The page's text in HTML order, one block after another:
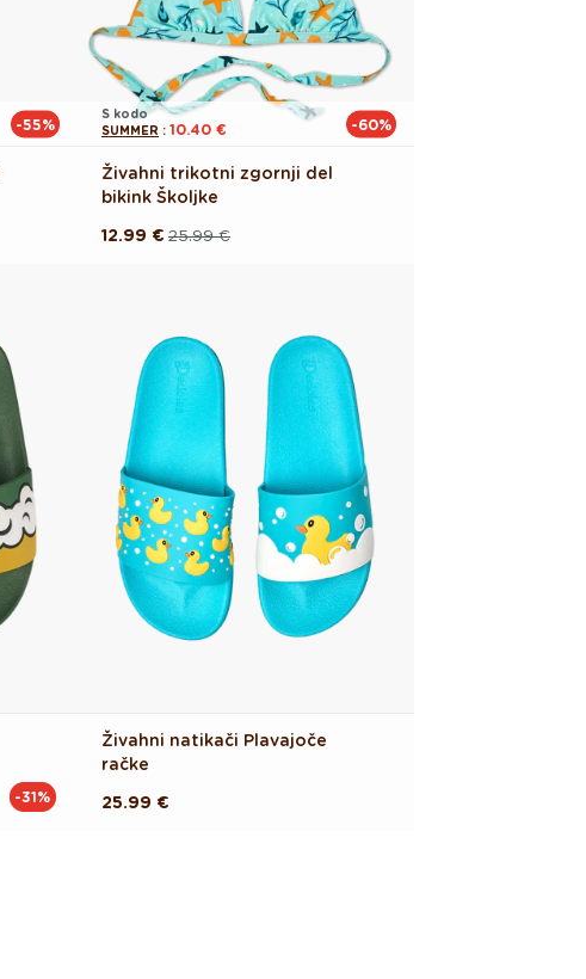
-55%
S kodo
SUMMER : 10.40 € -60%
Živahni trikotni zgornji del
bikink Školjke
Redna 25.99 €
Akcijska
12.99 €
-31%
Živahni natikači Plavajoče
račke
Redna
25.99 €